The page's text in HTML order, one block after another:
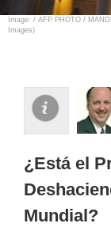
Image: / AFP PHOTO /
Images)
¿Está el
Mundial?